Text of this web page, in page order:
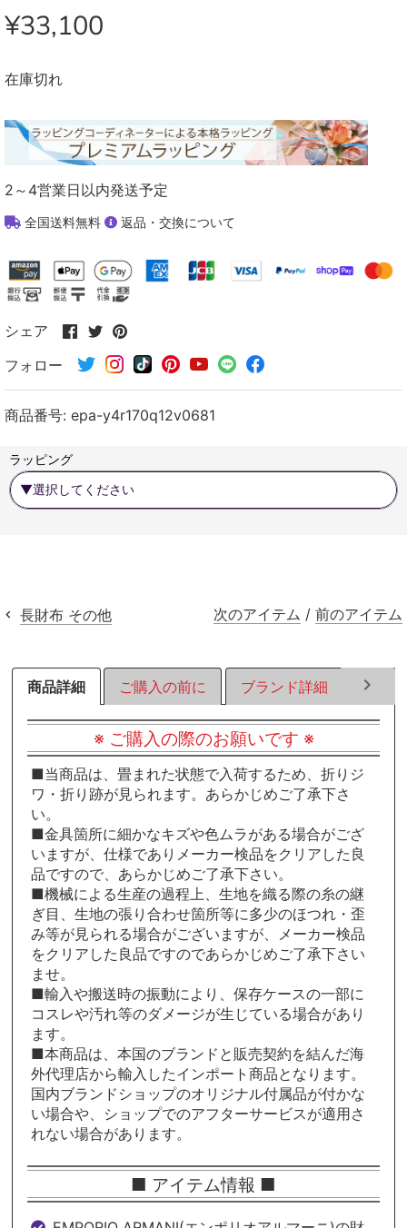
¥33,100
在庫切れ
2～4営業日以内発送予定
全国送料無料 返品・交換について
シェア
Facebook
シ
ェ
す
Twitter
シ
ェ
ア
す
Pinterest
シ
ェ
ア
フォロー
商品番号: epa-y4r170q12v0681
ラッピング
長財布 その他 次のアイテム / 前のアイテム
商品詳細 ご購入の前に ブランド詳細 ラッ
※ ご購入の際のお願いです ※
■当商品は、畳まれた状態で入荷するため、折りジ
ワ・折り跡が見られます。あらかじめご了承下さ
い。
■金具箇所に細かなキズや色ムラがある場合がござ
いますが、仕様でありメーカー検品をクリアした良
品ですので、あらかじめご了承下さい。
■機械による生産の過程上、生地を織る際の糸の継
ぎ目、生地の張り合わせ箇所等に多少のほつれ・歪
み等が見られる場合がございますが、メーカー検品
をクリアした良品ですのであらかじめご了承下さい
ませ。
■輸入や搬送時の振動により、保存ケースの一部に
コスレや汚れ等のダメージが生じている場合があり
ます。
■本商品は、本国のブランドと販売契約を結んだ海
外代理店から輸入したインポート商品となります。
国内ブランドショップのオリジナル付属品が付かな
い場合や、ショップでのアフターサービスが適用さ
れない場合があります。
■ アイテム情報 ■